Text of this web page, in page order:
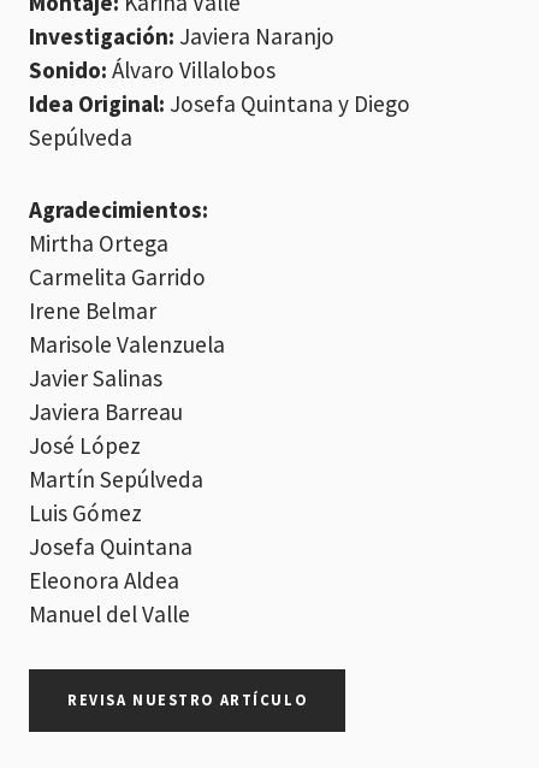
Investigación: Javiera Naranjo
Sonido: Álvaro Villalobos
Idea Original: Josefa Quintana y Diego
Sepúlveda
Agradecimientos:
Mirtha Ortega
Carmelita Garrido
Irene Belmar
Marisole Valenzuela
Javier Salinas
Javiera Barreau
José López
Martín Sepúlveda
Luis Gómez
Josefa Quintana
Eleonora Aldea
Manuel del Valle
REVISA NUESTRO ARTÍCULO